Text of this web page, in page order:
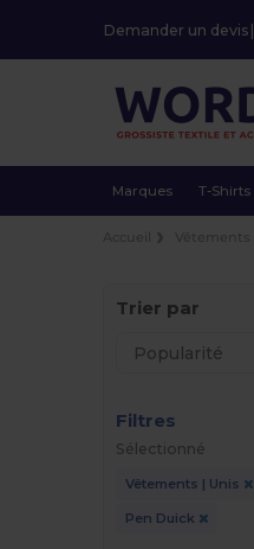
Demander un devis |
Marques T-Shirts
Trier par
Filtres
Sélectionné
Vêtements | Unis
Pen Duick